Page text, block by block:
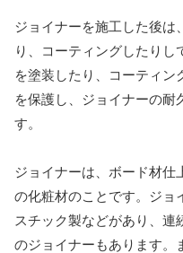
ジョイナーを施工した後は
り、コーティングしたり
を塗装したり、コーティン
を保護し、ジョイナーの耐
す。
ジョイナーは、ボード材仕
の化粧材のことです。ジョ
スチック製などがあり、連
のジョイナーもあります。